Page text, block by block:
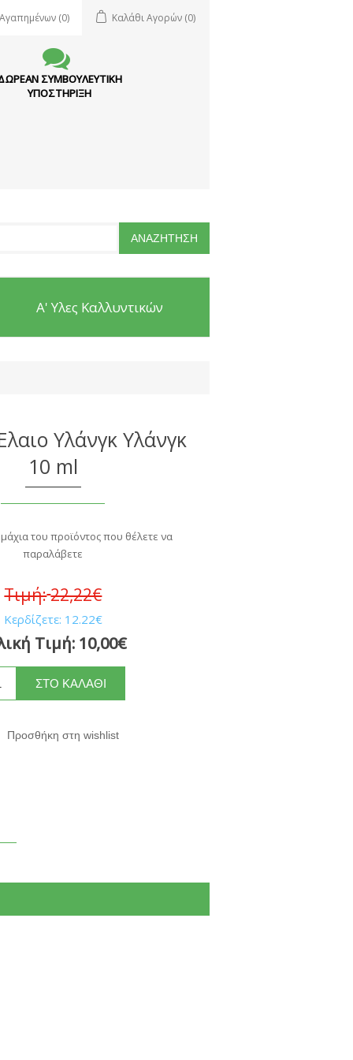
(0) Καλάθι Αγορών (0)
ΣΥΜΒΟΥΛΕΥΤΙΚΗ
ΥΠΟΣΤΗΡΙΞΗ
Α' Υλες Καλλυντικών
Υλάνγκ Υλάνγκ
10 ml
του προϊόντος που θέλετε να
παραλάβετε
Τιμή:22,22€
Κερδίζετε: 12.22€
Τιμή: 10,00€